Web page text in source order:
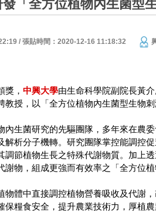
發「全方位植物內生菌型
/ 張貼時間：2020-12-16 11:18:32
獎， 中興大學由生命科學院副院長黃
教授，以「全方位植物內生菌型生物
內生菌研究的先驅團隊，多年來在農
解析分子機轉。研究團隊掌控能調控
調節植物生長之特殊代謝物質。加上
物，組成更強而有效率之「全方位植
物體中直接調控植物營養吸收及代謝
糧食安全，提升農業技術力，厚植農